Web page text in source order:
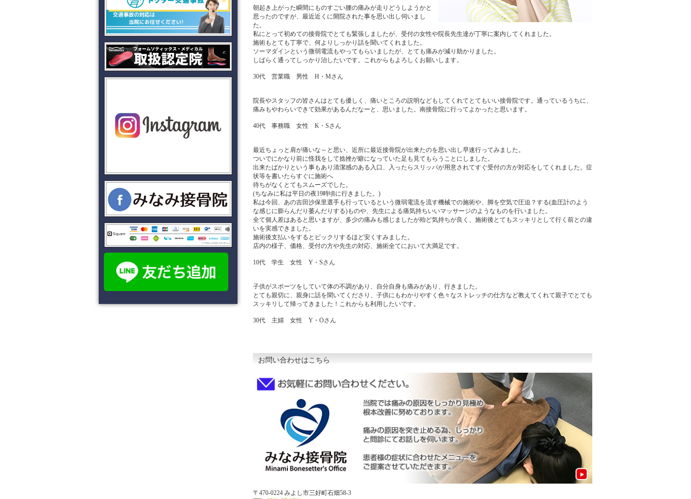
朝起き上がった瞬間にものすごい腰の痛みが走りどうしようかと
思ったのですが、最近近くに開院された事を思い出し伺いまし
た。
私にとって初めての接骨院でとても緊張しましたが、受付の女性や院長先生達が丁寧に案内してくれました。
施術もとても丁寧で、何よりしっかり話を聞いてくれました。
ソーマダインという微弱電流もやってもらいましたが、とても痛みが減り助かりました。
しばらく通ってしっかり治したいです。これからもよろしくお願いします。
30代 営業職 男性 H・Mさん
院長やスタッフの皆さんはとても優しく、痛いところの説明などもしてくれてとてもいい接骨院です。通っているうちに、
痛みもやわらいできて効果があるんだなーと、思いました。南接骨院に行ってよかったと思います。
40代 事務職 女性 K・Sさん
最近ちょっと肩が痛いな～と思い、近所に最近接骨院が出来たのを思い出し早速行ってみました。
ついでにかなり前に怪我をして捻挫が癖になっていた足も見てもらうことにしました。
出来たばかりという事もあり清潔感のある入口、入ったらスリッパが用意されてすぐ受付の方が対応をしてくれました。症
状等を書いたらすぐに施術へ
待ちがなくとてもスムーズでした。
(ちなみに私は平日の夜19時頃に行きました。)
私は今回、あの吉田沙保里選手も行っているという微弱電流を流す機械での施術や、脚を空気で圧迫？する(血圧計のよう
な感じに膨らんだり萎んだりする)ものや、先生による痛気持ちいいマッサージのようなものを行いました。
全て個人差はあると思いますが、多少の痛みも感じましたが殆ど気持ちが良く、施術後とてもスッキリとして行く前との違
いを実感できました。
施術後支払いをするとビックリするほど安くすみました。
店内の様子、価格、受付の方や先生の対応、施術全てにおいて大満足です。
10代 学生 女性 Y・Sさん
子供がスポーツをしていて体の不調があり、自分自身も痛みがあり、行きました。
とても親切に、親身に話を聞いてくださり、子供にもわかりやすく色々なストレッチの仕方など教えてくれて親子でとても
スッキリして帰ってきました！これからも利用したいです。
30代 主婦 女性 Y・Oさん
お問い合わせはこちら
〒470-0224 みよし市三好町石畑58-3